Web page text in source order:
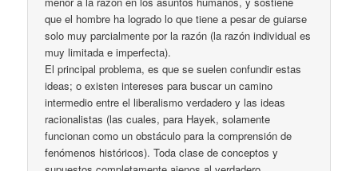
que el hombre ha logrado lo que tiene a pesar de guiarse
solo muy parcialmente por la razón (la razón individual es
muy limitada e imperfecta).
El principal problema, es que se suelen confundir estas
ideas; o existen intereses para buscar un camino
intermedio entre el liberalismo verdadero y las ideas
racionalistas (las cuales, para Hayek, solamente
funcionan como un obstáculo para la comprensión de
fenómenos históricos). Toda clase de conceptos y